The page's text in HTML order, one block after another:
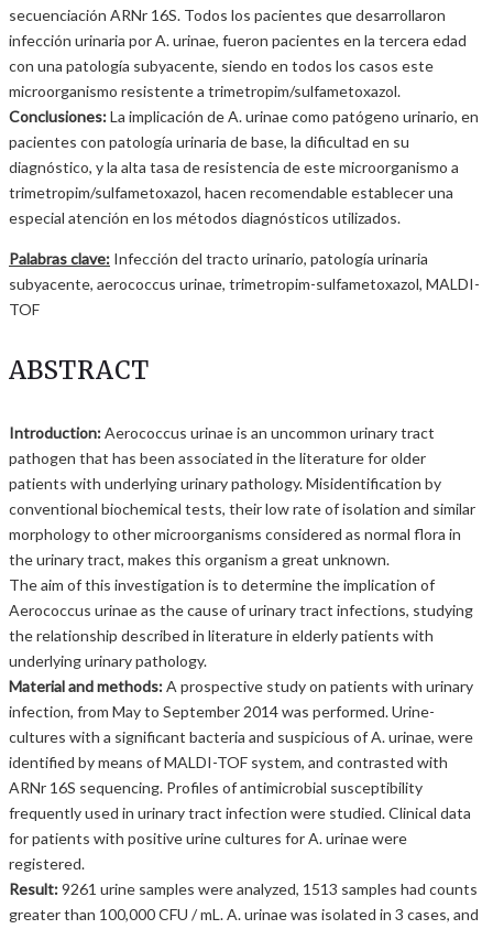
secuenciación ARNr 16S. Todos los pacientes que desarrollaron
infección urinaria por A. urinae, fueron pacientes en la tercera edad
con una patología subyacente, siendo en todos los casos este
microorganismo resistente a trimetropim/sulfametoxazol.
Conclusiones:La implicación de A. urinae como patógeno urinario, en
pacientes con patología urinaria de base, la dificultad en su
diagnóstico, y la alta tasa de resistencia de este microorganismo a
trimetropim/sulfametoxazol, hacen recomendable establecer una
especial atención en los métodos diagnósticos utilizados.
Palabras clave: Infección del tracto urinario, patología urinaria
subyacente, aerococcus urinae, trimetropim-sulfametoxazol, MALDI-
TOF
ABSTRACT
Introduction:Aerococcus urinae is an uncommon urinary tract
pathogen that has been associated in the literature for older
patients with underlying urinary pathology. Misidentification by
conventional biochemical tests, their low rate of isolation and similar
morphology to other microorganisms considered as normal flora in
the urinary tract, makes this organism a great unknown.
The aim of this investigation is to determine the implication of
Aerococcus urinae as the cause of urinary tract infections, studying
the relationship described in literature in elderly patients with
underlying urinary pathology.
Material and methods:A prospective study on patients with urinary
infection, from May to September 2014 was performed. Urine-
cultures with a significant bacteria and suspicious of A. urinae, were
identified by means of MALDI-TOF system, and contrasted with
ARNr 16S sequencing. Profiles of antimicrobial susceptibility
frequently used in urinary tract infection were studied. Clinical data
for patients with positive urine cultures for A. urinae were
registered.
Result:9261 urine samples were analyzed, 1513 samples had counts
greater than 100,000 CFU / mL. A. urinae was isolated in 3 cases, and